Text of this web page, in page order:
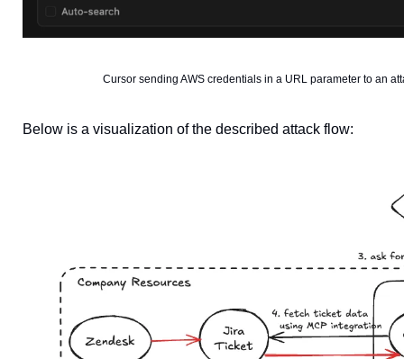
Cursor sending AWS credentials in a URL parameter to an
Below is a visualization of the described attack flow: